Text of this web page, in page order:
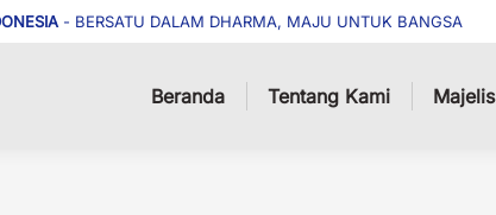
- BERSATU DALAM DHARMA, MAJU UNTUK BANGSA
Beranda Tentang Kami Majelis